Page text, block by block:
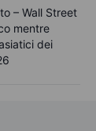
– Wall Street
mentre
dei